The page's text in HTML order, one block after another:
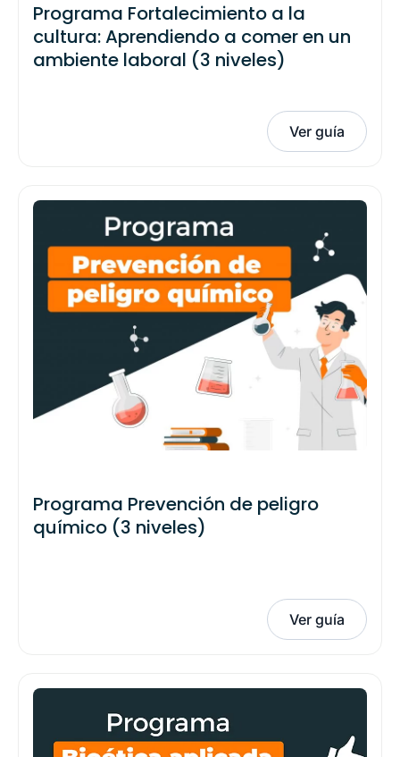
Programa Fortalecimiento a la
cultura: Aprendiendo a comer en un
ambiente laboral (3 niveles)
Ver guía
Programa Prevención de peligro
químico (3 niveles)
Ver guía